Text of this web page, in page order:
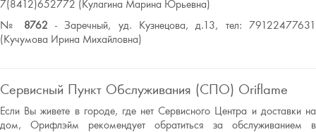
7(8412)652772 (Кулагина Марина Юрьевна)
№ 8762 - Заречный, уд. Кузнецова, д.13, тел: 79122477631
(Кучумова Ирина Михайловна)
Сервисный Пункт Обслуживания (СПО) Oriflame
Если Вы живете в городе, где нет Сервисного Центра и доставки на
дом, Орифлэйм рекомендует обратиться за обслуживанием в